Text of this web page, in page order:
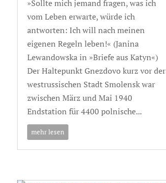
»Sollte mich jemand fragen, was ich
vom Leben erwarte, würde ich
antworten: Ich will nach meinen
eigenen Regeln leben!« (Janina
Lewandowska in »Briefe aus Katyn«)
Der Haltepunkt Gnezdovo kurz vor der
westrussischen Stadt Smolensk war
zwischen März und Mai 1940
Endstation für 4400 polnische...
mehr lesen